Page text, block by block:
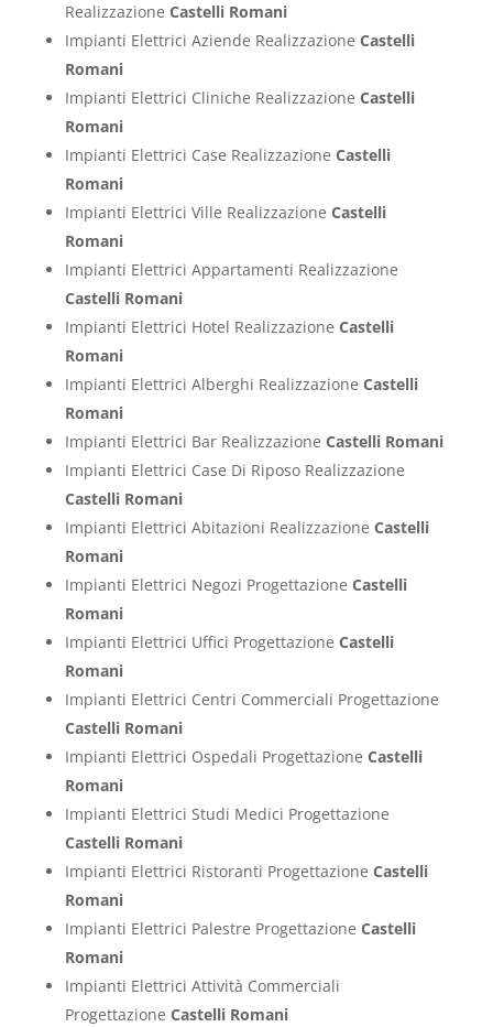
Realizzazione Castelli Romani
Impianti Elettrici Aziende Realizzazione Castelli
Romani
Impianti Elettrici Cliniche Realizzazione Castelli
Romani
Impianti Elettrici Case Realizzazione Castelli
Romani
Impianti Elettrici Ville Realizzazione Castelli
Romani
Impianti Elettrici Appartamenti Realizzazione
Castelli Romani
Impianti Elettrici Hotel Realizzazione Castelli
Romani
Impianti Elettrici Alberghi Realizzazione Castelli
Romani
Impianti Elettrici Bar Realizzazione Castelli Romani
Impianti Elettrici Case Di Riposo Realizzazione
Castelli Romani
Impianti Elettrici Abitazioni Realizzazione Castelli
Romani
Impianti Elettrici Negozi Progettazione Castelli
Romani
Impianti Elettrici Uffici Progettazione Castelli
Romani
Impianti Elettrici Centri Commerciali Progettazione
Castelli Romani
Impianti Elettrici Ospedali Progettazione Castelli
Romani
Impianti Elettrici Studi Medici Progettazione
Castelli Romani
Impianti Elettrici Ristoranti Progettazione Castelli
Romani
Impianti Elettrici Palestre Progettazione Castelli
Romani
Impianti Elettrici Attività Commerciali
Progettazione Castelli Romani